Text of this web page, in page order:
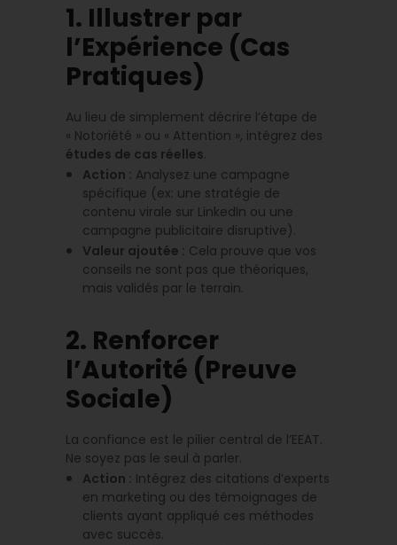
1. Illustrer par
l’Expérience (Cas
Pratiques)
Au lieu de simplement décrire l’étape de
« Notoriété » ou « Attention », intégrez des
études de cas réelles.
Action : Analysez une campagne
spécifique (ex: une stratégie de
contenu virale sur LinkedIn ou une
campagne publicitaire disruptive).
Valeur ajoutée : Cela prouve que vos
conseils ne sont pas que théoriques,
mais validés par le terrain.
2. Renforcer
l’Autorité (Preuve
Sociale)
La confiance est le pilier central de l’EEAT.
Ne soyez pas le seul à parler.
Action : Intégrez des citations d’experts
en marketing ou des témoignages de
clients ayant appliqué ces méthodes
avec succès.